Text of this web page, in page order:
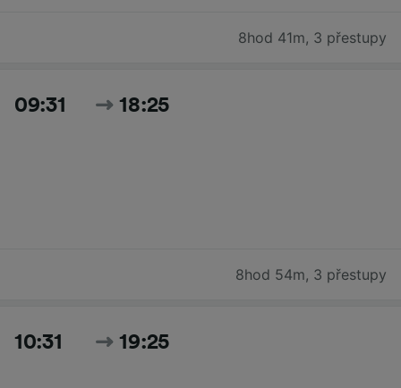
8hod 41m, 3 přestupy
09:31 18:25
8hod 54m, 3 přestupy
10:31 19:25